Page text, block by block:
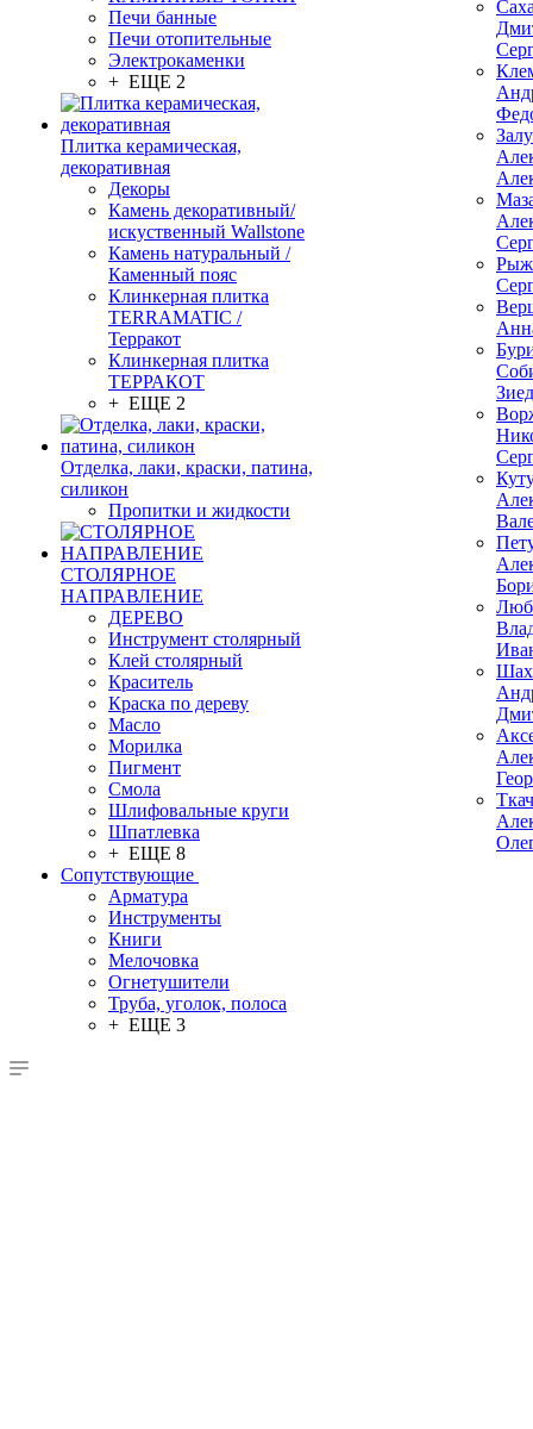
Печи банные
Печи отопительные
Электрокаменки
+ ЕЩЕ 2
Плитка керамическая,
декоративная
Декоры
Камень декоративный/
искуственный Wallstone
Камень натуральный /
Каменный пояс
Клинкерная плитка
TERRAMATIC /
Терракот
Клинкерная плитка
ТЕРРАКОТ
+ ЕЩЕ 2
Отделка, лаки, краски, патина,
силикон
Пропитки и жидкости
СТОЛЯРНОЕ
НАПРАВЛЕНИЕ
ДЕРЕВО
Инструмент столярный
Клей столярный
Краситель
Краска по дереву
Масло
Морилка
Пигмент
Смола
Шлифовальные круги
Шпатлевка
+ ЕЩЕ 8
Сопутствующие
Арматура
Инструменты
Книги
Мелочовка
Огнетушители
Труба, уголок, полоса
+ ЕЩЕ 3